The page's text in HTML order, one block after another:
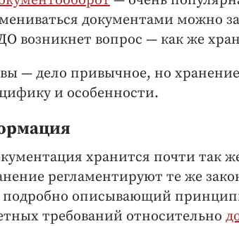
документами можно
возникнет вопрос — как же
— дело привычное, но
и особенности.
хранится почти так
регламентируют те же
подробно описывающий
требований относительно